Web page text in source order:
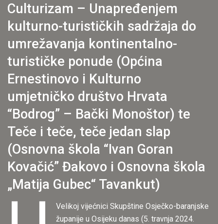
Culturizam – Unapređenjem
kulturno-turističkih sadržaja do
umrežavanja kontinentalno-
turističke ponude (Općina
Ernestinovo i Kulturno
umjetničko društvo Hrvata
“Bodrog” – Bački Monoštor​) te
Teče i teče, teče jedan slap
(Osnovna škola “Ivan Goran
Kovačić” Đakovo i Osnovna škola
„Matija Gubec“ Tavankut)
Velikoj vijećnici Skupštine Osječko-baranjske
županije u Osijeku danas (5. travnja 2024.